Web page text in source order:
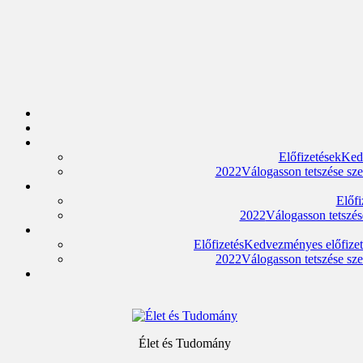
Előfizetések
2022Válogasson tetszése
2022Válogasson
ElőfizetésKedvezményes
2022Válogasson tetszése
Élet és Tudomány